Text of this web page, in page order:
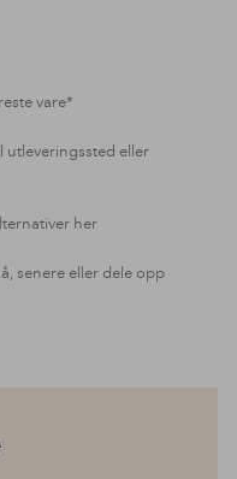
vare*
utleveringssted eller
her
senere eller dele opp